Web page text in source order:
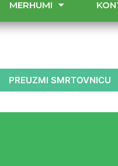
MERHUMI
PREUZMI SMRTOVNICU